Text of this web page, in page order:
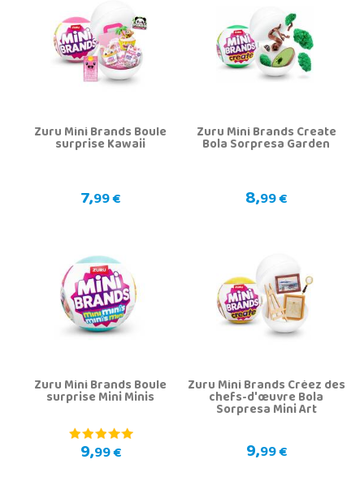
Zuru Mini Brands Boule
surprise Kawaii
7,99 €
Zuru Mini Brands Create
Bola Sorpresa Garden
8,99 €
Zuru Mini Brands Boule
surprise Mini Minis
9,99 €
Zuru Mini Brands Créez des
chefs-d'œuvre Bola
Sorpresa Mini Art
9,99 €